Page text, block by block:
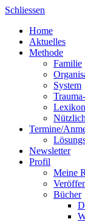
Skip
content
Schliessen
Home
Aktuelles
Methode
Familie
System
Lexikon
Termine/
Newsletter
Profil
Meine
Bücher